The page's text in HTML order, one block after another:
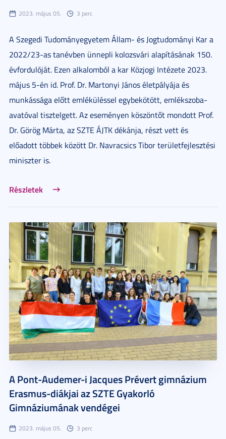
2023. május 05. 3 perc
A Szegedi Tudományegyetem Állam- és Jogtudományi Kar a
2022/23-as tanévben ünnepli kolozsvári alapításának 150.
évfordulóját. Ezen alkalomból a kar Közjogi Intézete 2023.
május 5-én id. Prof. Dr. Martonyi János életpályája és
munkássága előtt emléküléssel egybekötött, emlékszoba-
avatóval tisztelgett. Az eseményen köszöntőt mondott Prof.
Dr. Görög Márta, az SZTE ÁJTK dékánja, részt vett és
előadott többek között Dr. Navracsics Tibor területfejlesztési
miniszter is.
Részletek
A Pont-Audemer-i Jacques Prévert gimnázium
Erasmus-diákjai az SZTE Gyakorló
Gimnáziumának vendégei
2023. május 05. 3 perc